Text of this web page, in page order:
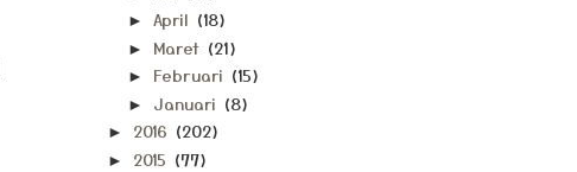
► April (18)
► Maret (21)
► Februari (15)
► Januari (8)
► 2016 (202)
► 2015 (77)